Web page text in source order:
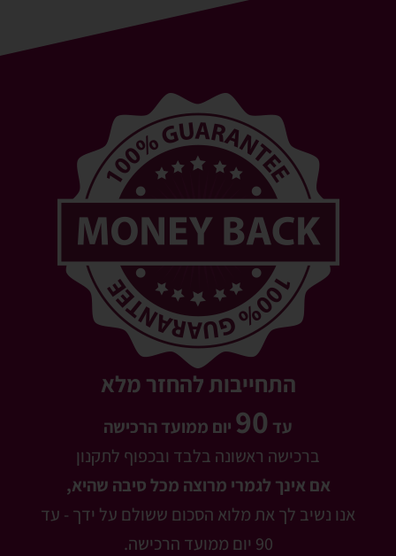
התחייבות להחזר מלא
עד 90 יום ממועד הרכישה
ברכישה ראשונה בלבד ובכפוף לתקנון
אם אינך לגמרי מרוצה מכל סיבה שהיא,
אנו נשיב לך את מלוא הסכום ששולם על ידך - עד
90 יום ממועד הרכישה.